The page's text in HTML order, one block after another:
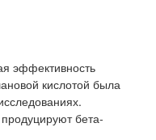
эффективность
кислотой была
бета-